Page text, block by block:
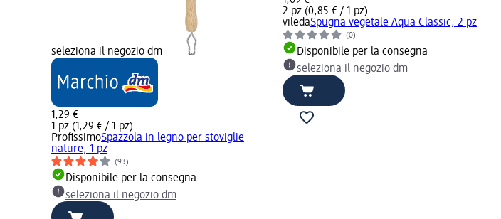
seleziona il negozio dm
1,29 €
1 pz (1,29 € / 1 pz)
ProfissimoSpazzola in legno per stoviglie
nature, 1 pz
(93)
Disponibile per la consegna
seleziona il negozio dm
2 pz (0,85 € / 1 pz)
viledaSpugna vegetale Aqua Classic, 2 pz
(0)
Disponibile per la consegna
seleziona il negozio dm